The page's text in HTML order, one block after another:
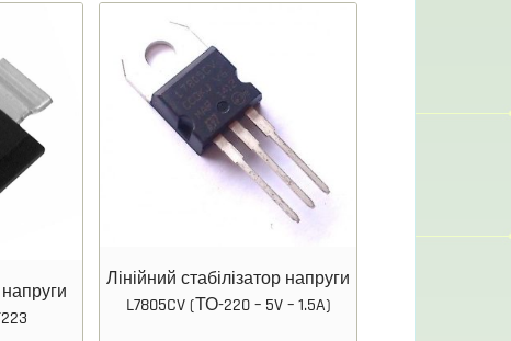
Лінійний стабілізатор напруги
L7805CV (ТО-220 – 5V – 1.5A)